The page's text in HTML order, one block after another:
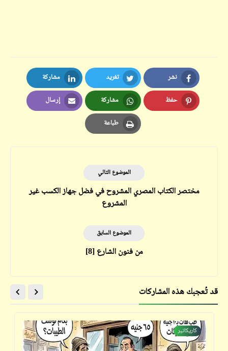
نشر
Facebook
تغريد
Twitter
مشاركة
LinkedIn
حفظ
Pinterest
مشاركة
Whatsapp
إرسال
Email
طباعة
Print
الموضوع التالي
مختصر الكتاب المصري المشروح في فضل جهاز الكسب غير
المشروع
الموضوع السابق
من فنون الشارع [8]
قد تُعجبك هذه المشاركات
كاريكاتير